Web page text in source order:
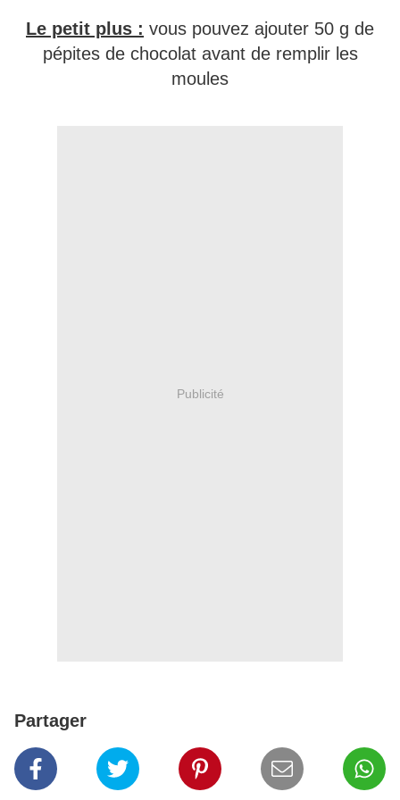
Le petit plus : vous pouvez ajouter 50 g de
pépites de chocolat avant de remplir les
moules
Publicité
Partager